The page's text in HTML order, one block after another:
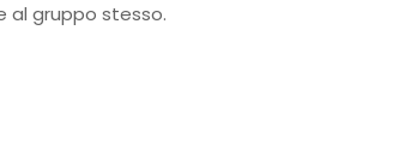
al gruppo stesso.